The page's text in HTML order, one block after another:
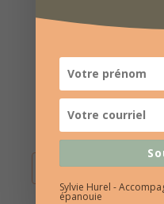
AJOUTER AU
Sylvie Hurel -
épanouie